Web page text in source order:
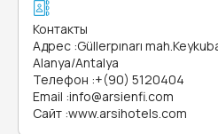
Контакты
Адрес :Güllerpınarı
Alanya/Antalya
Телефон :+(90) 5120404
Email :info@arsienfi.com
Сайт :www.arsihotels.com